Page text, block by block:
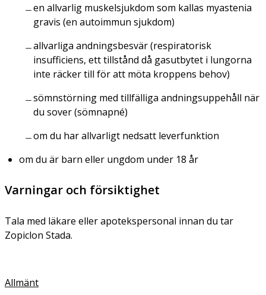
en allvarlig muskelsjukdom som kallas myastenia
gravis (en autoimmun sjukdom)
allvarliga andningsbesvär (respiratorisk
insufficiens, ett tillstånd då gasutbytet i lungorna
inte räcker till för att möta kroppens behov)
sömnstörning med tillfälliga andningsuppehåll när
du sover (sömnapné)
om du har allvarligt nedsatt leverfunktion
om du är barn eller ungdom under 18 år
Varningar och försiktighet
Tala med läkare eller apotekspersonal innan du tar
Zopiclon Stada.
Allmänt